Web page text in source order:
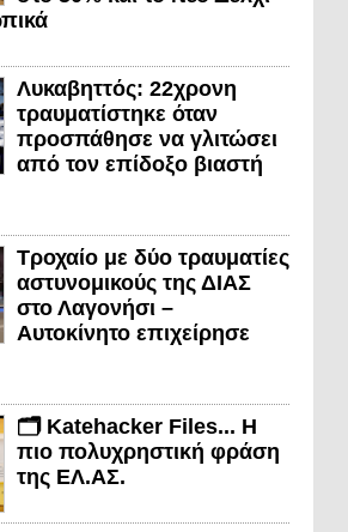
Λυκαβηττός: 22χρονη
τραυματίστηκε όταν
προσπάθησε να γλιτώσει
από τον επίδοξο βιαστή
Τροχαίο με δύο τραυματίες
αστυνομικούς της ΔΙΑΣ
στο Λαγονήσι –
Αυτοκίνητο επιχείρησε
🗂️ Katehacker Files... Η
πιο πολυχρηστική φράση
της ΕΛ.ΑΣ.